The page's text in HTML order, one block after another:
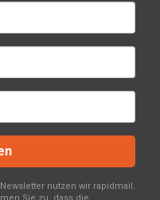
nutzen wir rapidmail.